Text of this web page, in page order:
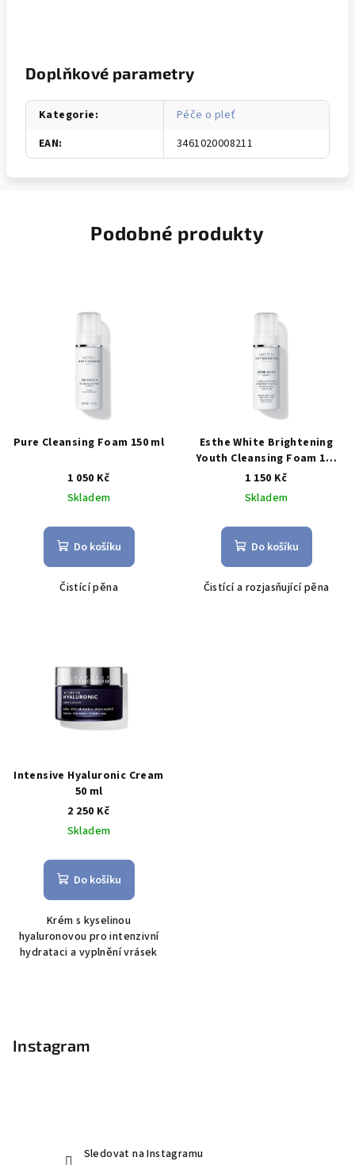
Doplňkové parametry
Kategorie:
Péče o pleť
EAN: 3461020008211
Podobné produkty
Pure Cleansing Foam 150 ml
1 050 Kč
Skladem
Do košíku
Čistící pěna
Esthe White Brightening
Youth Cleansing Foam 150
ml
1 150 Kč
Skladem
Do košíku
Čistící a rozjasňující pěna
Intensive Hyaluronic Cream
50 ml
2 250 Kč
Skladem
Do košíku
Krém s kyselinou
hyaluronovou pro intenzivní
hydrataci a vyplnění vrásek
Instagram
Sledovat na Instagramu